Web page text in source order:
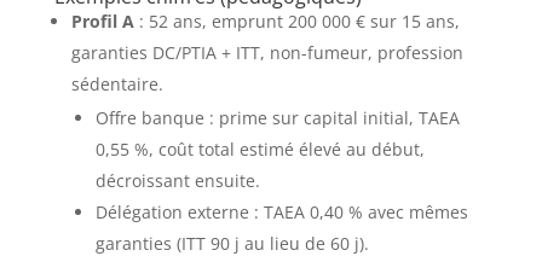
Profil A: 52 ans, emprunt 200 000 € sur 15 ans,
garanties DC/PTIA + ITT, non-fumeur, profession
sédentaire.
Offre banque : prime sur capital initial, TAEA
0,55 %, coût total estimé élevé au début,
décroissant ensuite.
Délégation externe : TAEA 0,40 % avec mêmes
garanties (ITT 90 j au lieu de 60 j).